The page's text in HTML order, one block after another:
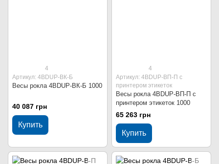
4
Артикул: 4BDUР-ВК-Б
Весы рокла 4BDUР-ВК-Б 1000
40 087 грн
Купить
4
Артикул: 4BDUР-ВП-П с
принтером этикеток
Весы рокла 4BDUР-ВП-П с
принтером этикеток 1000
65 263 грн
Купить